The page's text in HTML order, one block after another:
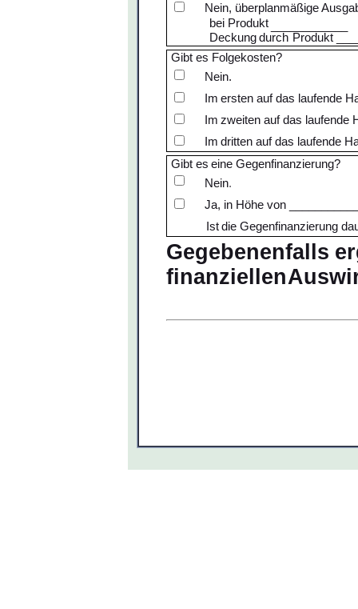
Nein, überplanmäßige
bei Produkt
Deckung durch Produkt
Gibt es Folgekosten?
Nein.
Im ersten auf das laufende
Im zweiten auf das laufende
Im dritten auf das laufende
Gibt es eine Gegenfinanzierung?
Nein.
Ja, in Höhe von
Ist die Gegenfinanzierung
Gegebenenfalls
finanziellen